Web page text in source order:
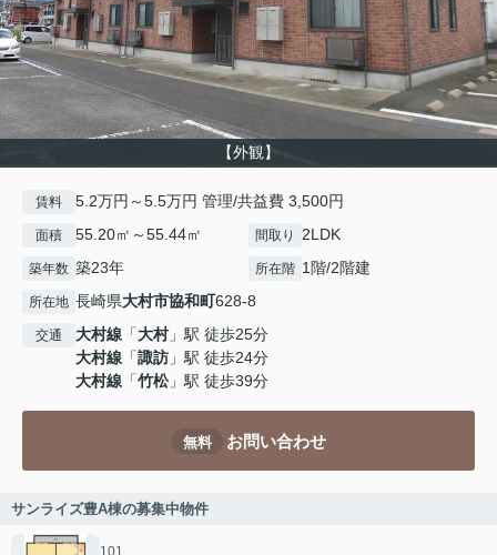
【外観】
賃料 5.2万円～5.5万円 管理/共益費 3,500円
面積 55.20㎡～55.44㎡ 間取り 2LDK
築年数 築23年 所在階 1階/2階建
所在地 長崎県大村市協和町628-8
交通 大村線 「大村」駅 徒歩25分
大村線 「諏訪 」駅 徒歩24分
大村線 「竹松」駅 徒歩39分
無料 お問い合わせ
サンライズ豊A棟の募集中物件
101